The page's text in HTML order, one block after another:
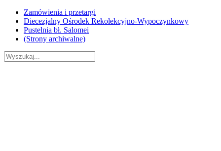
Skip
content
Zamówienia i przetargi
Diecezjalny Ośrodek Rekolekcyjno-Wypoczynkowy
Pustelnia bł. Salomei
(Strony archiwalne)